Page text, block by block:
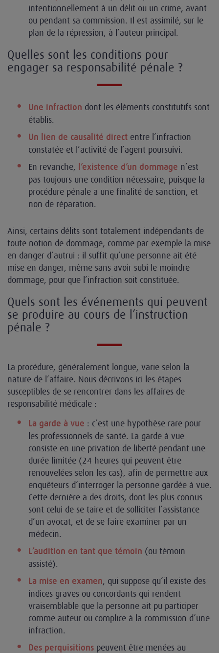
intentionnellement à un délit ou un crime, avant
ou pendant sa commission. Il est assimilé, sur le
plan de la répression, à l’auteur principal.
Quelles sont les conditions pour
engager sa responsabilité pénale ?
Une infraction dont les éléments constitutifs sont
établis.
Un lien de causalité direct entre l’infraction
constatée et l’activité de l’agent poursuivi.
En revanche, l’existence d’un dommage n’est
pas toujours une condition nécessaire, puisque la
procédure pénale a une finalité de sanction, et
non de réparation.
Ainsi, certains délits sont totalement indépendants de
toute notion de dommage, comme par exemple la mise
en danger d’autrui : il suffit qu’une personne ait été
mise en danger, même sans avoir subi le moindre
dommage, pour que l’infraction soit constituée.
Quels sont les événements qui peuvent
se produire au cours de l’instruction
pénale ?
La procédure, généralement longue, varie selon la
nature de l’affaire. Nous décrivons ici les étapes
susceptibles de se rencontrer dans les affaires de
responsabilité médicale :
La garde à vue : c’est une hypothèse rare pour
les professionnels de santé. La garde à vue
consiste en une privation de liberté pendant une
durée limitée (24 heures qui peuvent être
renouvelées selon les cas), afin de permettre aux
enquêteurs d’interroger la personne gardée à vue.
Cette dernière a des droits, dont les plus connus
sont celui de se taire et de solliciter l’assistance
d’un avocat, et de se faire examiner par un
médecin.
L’audition en tant que témoin (ou témoin
assisté).
La mise en examen, qui suppose qu’il existe des
indices graves ou concordants qui rendent
vraisemblable que la personne ait pu participer
comme auteur ou complice à la commission d’une
infraction.
Des perquisitions peuvent être menées au